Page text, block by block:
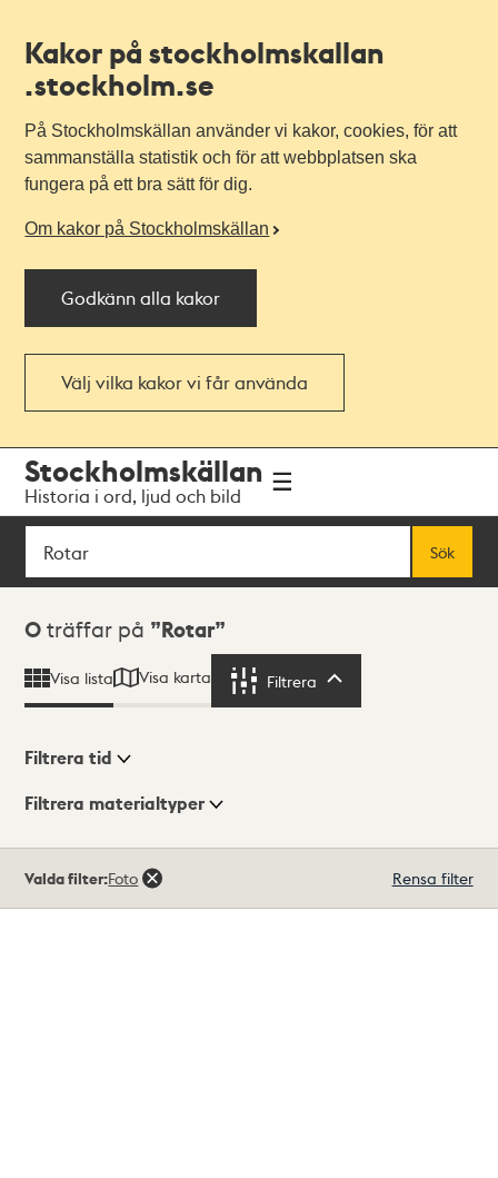
Kakor på stockholmskallan
.stockholm.se
På Stockholmskällan använder vi kakor, cookies, för att
sammanställa statistik och för att webbplatsen ska
fungera på ett bra sätt för dig.
Om kakor på Stockholmskällan
Godkänn alla kakor
Välj vilka kakor vi får använda
navigationen
huvudinnehållet
Stockholmskällan
Historia i ord, ljud och bild
Sök
Sök
Sökresultat
0 träffar på Rotar
Visa lista Visa karta Filtrera
Visningsläge
Filtrera tid
Filtrera materialtyper
träffar
Valda filter:Foto Rensa filter